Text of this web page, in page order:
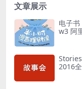
文章展示
电子
w3 阿
2016